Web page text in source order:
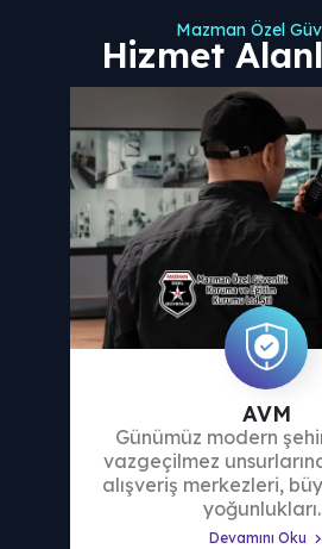
Mazman Özel
Hizmet
AVM
Günümüz modern
vazgeçilmez
alışveriş merkezleri,
Devamını Oku